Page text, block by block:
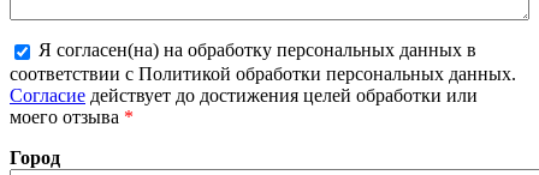
Более подробная информация о текстовых форматах
Я согласен(на) на обработку персональных данных в
соответствии с Политикой обработки персональных данных.
Согласие действует до достижения целей обработки или
моего отзыва *
Город